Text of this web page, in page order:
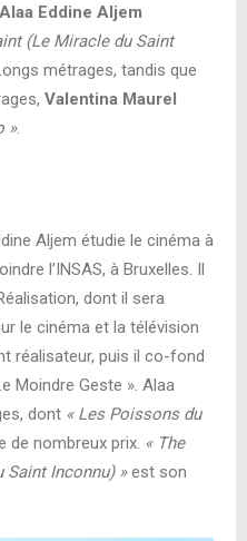
Alaa Eddine Aljem
(Le Miracle du Saint
métrages, tandis que
Valentina Maurel
».
Aljem étudie le cinéma à
l’INSAS, à Bruxelles. Il
dont il sera
le cinéma et la télévision
réalisateur, puis il co-fond
Moindre Geste ». Alaa
dont « Les Poissons du
de nombreux prix. « The
Saint Inconnu) »est son